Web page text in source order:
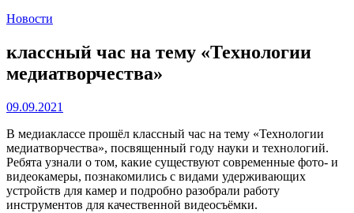
Новости
классный час на тему «Технологии
медиатворчества»
09.09.2021
В медиаклассе прошёл классный час на тему «Технологии
медиатворчества», посвященный году науки и технологий.
Ребята узнали о том, какие существуют современные фото- и
видеокамеры, познакомились с видами удерживающих
устройств для камер и подробно разобрали работу
инструментов для качественной видеосъёмки.